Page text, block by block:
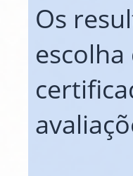
Os